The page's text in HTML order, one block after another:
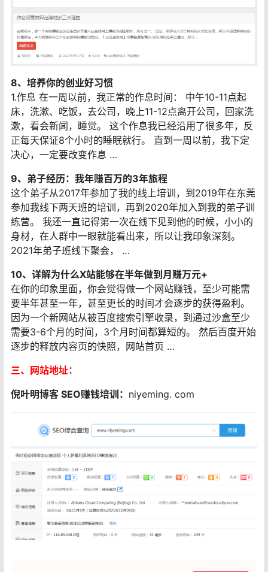
8、培养你的创业好习惯
1.作息 在一周以前，我正常的作息时间： 中午10-11点起
床，洗漱、吃饭，去公司，晚上11-12点离开公司，回家洗
漱，看会新闻，睡觉。 这个作息我已经沿用了很多年，反
正每天保证8个小时的睡眠就行。 直到一周以前，我下定
决心，一定要改变作息 …
9、弟子经历：我年赚百万的3年旅程
这个弟子从2017年参加了我的线上培训，到2019年在东莞
参加我线下两天班的培训，再到2020年加入到我的弟子训
练营。 我还一直记得第一次在线下见到他的时候，小小的
身材，在人群中一眼就能看出来，所以让我印象深刻。
2021年弟子班线下聚会， …
10、详解为什么X站能够在半年做到月赚万元+
在你的印象里面，你会觉得做一个网站赚钱，至少可能需
要半年甚至一年，甚至更长的时间才会逐步的获得盈利。
因为一个新网站从被百度搜索引擎收录，到通过沙盒至少
需要3-6个月的时间，3个月时间都算短的。 然后百度开始
逐步的释放内容页的快照，网站首页 …
三、网站地址：
倪叶明博客 SEO赚钱培训： niyeming. com